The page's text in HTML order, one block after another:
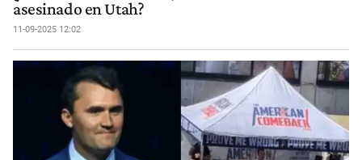
asesinado en Utah?
11-09-2025 12:02